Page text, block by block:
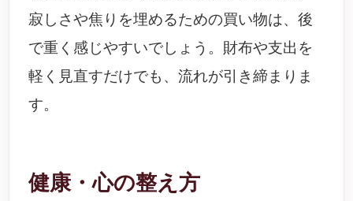
寂しさや焦りを埋めるための買い物は、後
で重く感じやすいでしょう。財布や支出を
軽く見直すだけでも、流れが引き締まりま
す。
健康・心の整え方